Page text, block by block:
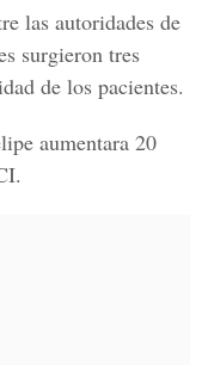
las autoridades de
surgieron tres
de los pacientes.
aumentara 20